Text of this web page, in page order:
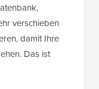
verschieben
damit Ihre
Das ist